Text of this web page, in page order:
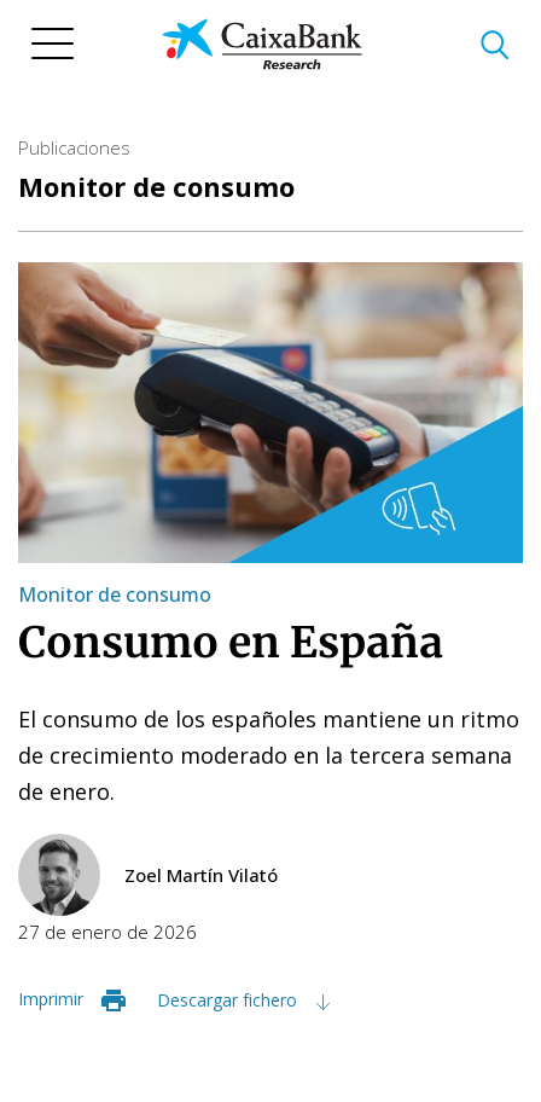
Publicaciones
Monitor de consumo
Monitor de consumo
Consumo en España
El consumo de los españoles mantiene un ritmo
de crecimiento moderado en la tercera semana
de enero.
Zoel Martín Vilató
27 de enero de 2026
Imprimir Descargar fichero